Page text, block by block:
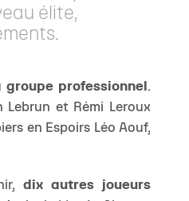
élite,
groupe professionnel .
Lebrun et Rémi Leroux
en Espoirs Léo Aouf,
dix autres joueurs